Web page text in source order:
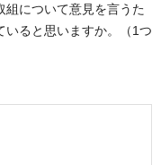
組について意見を言うた
いると思いますか。（1つ